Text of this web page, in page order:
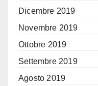
Dicembre 2019
Novembre 2019
Ottobre 2019
Settembre 2019
Agosto 2019